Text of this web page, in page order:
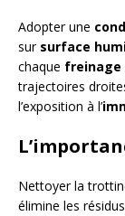
Adopter une
sur surface
chaque freinage
trajectoires
l’exposition à l’
Nettoyer la
élimine les